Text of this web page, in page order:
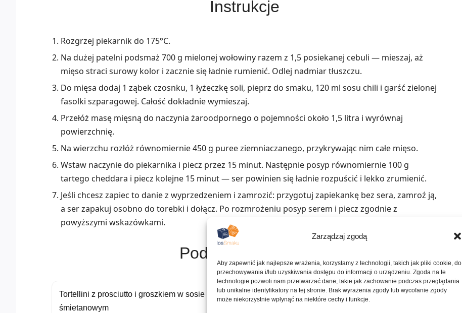
Zarządzaj zgodą
Aby zapewnić jak najlepsze wrażenia, korzystamy z technologii, takich jak pliki cookie, do
przechowywania i/lub uzyskiwania dostępu do informacji o urządzeniu. Zgoda na te
technologie pozwoli nam przetwarzać dane, takie jak zachowanie podczas przeglądania
lub unikalne identyfikatory na tej stronie. Brak wyrażenia zgody lub wycofanie zgody
może niekorzystnie wpłynąć na niektóre cechy i funkcje.
Instrukcje
Rozgrzej piekarnik do 175°C.
Na dużej patelni podsmaż 700 g mielonej wołowiny razem z 1,5 posiekanej cebuli — mieszaj, aż
mięso straci surowy kolor i zacznie się ładnie rumienić. Odlej nadmiar tłuszczu.
Do mięsa dodaj 1 ząbek czosnku, 1 łyżeczkę soli, pieprz do smaku, 120 ml sosu chili i garść zielonej
fasolki szparagowej. Całość dokładnie wymieszaj.
Przełóż masę mięsną do naczynia żaroodpornego o pojemności około 1,5 litra i wyrównaj
powierzchnię.
Na wierzchu rozłóż równomiernie 450 g puree ziemniaczanego, przykrywając nim całe mięso.
Wstaw naczynie do piekarnika i piecz przez 15 minut. Następnie posyp równomiernie 100 g
tartego cheddara i piecz kolejne 15 minut — ser powinien się ładnie rozpuścić i lekko zrumienić.
Jeśli chcesz zapiec to danie z wyprzedzeniem i zamrozić: przygotuj zapiekankę bez sera, zamroź ją,
a ser zapakuj osobno do torebki i dołącz. Po rozmrożeniu posyp serem i piecz zgodnie z
powyższymi wskazówkami.
Podobne przepisy
Tortellini z prosciutto i groszkiem w sosie
śmietanowym
Spaghetti aglio e olio z natką pietruszki